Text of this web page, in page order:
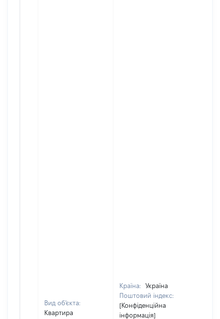
Вид об'єкта:
Квартира
Країна:
Україна
Поштовий індекс:
[Конфіденційна
інформація]